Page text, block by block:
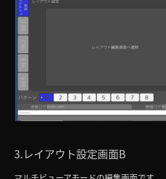
3.レイアウト設定画面B